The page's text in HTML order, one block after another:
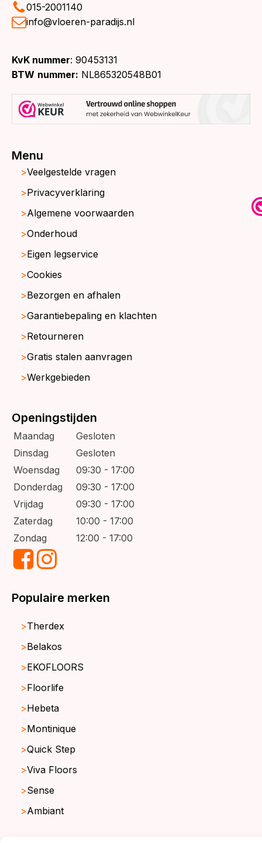
015-2001140
info@vloeren-paradijs.nl
KvK nummer: 90453131
BTW nummer: NL865320548B01
Menu
Veelgestelde vragen
Privacyverklaring
Algemene voorwaarden
Onderhoud
Eigen legservice
Cookies
Bezorgen en afhalen
Garantiebepaling en klachten
Retourneren
Gratis stalen aanvragen
Werkgebieden
Openingstijden
Maandag
Gesloten
Dinsdag
Gesloten
Woensdag
09:30 - 17:00
Donderdag
09:30 - 17:00
Vrijdag
09:30 - 17:00
Zaterdag
10:00 - 17:00
Zondag
12:00 - 17:00
Populaire merken
Therdex
Belakos
EKOFLOORS
Floorlife
Hebeta
Montinique
Quick Step
Viva Floors
Sense
Ambiant